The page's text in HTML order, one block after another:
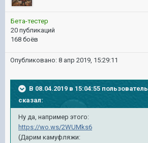
Бета-тестер
20 публикаций
168 боёв
Опубликовано: 8 апр 2019, 15:29:11
В 08.04.2019 в 15:04:55 пользователь
сказал:
Ну да, например этого:
https://wo.ws/2WUMks6
(Дарим камуфляжи: